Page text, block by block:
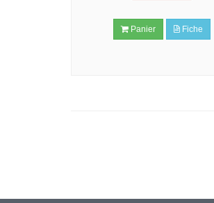
Panier Fiche